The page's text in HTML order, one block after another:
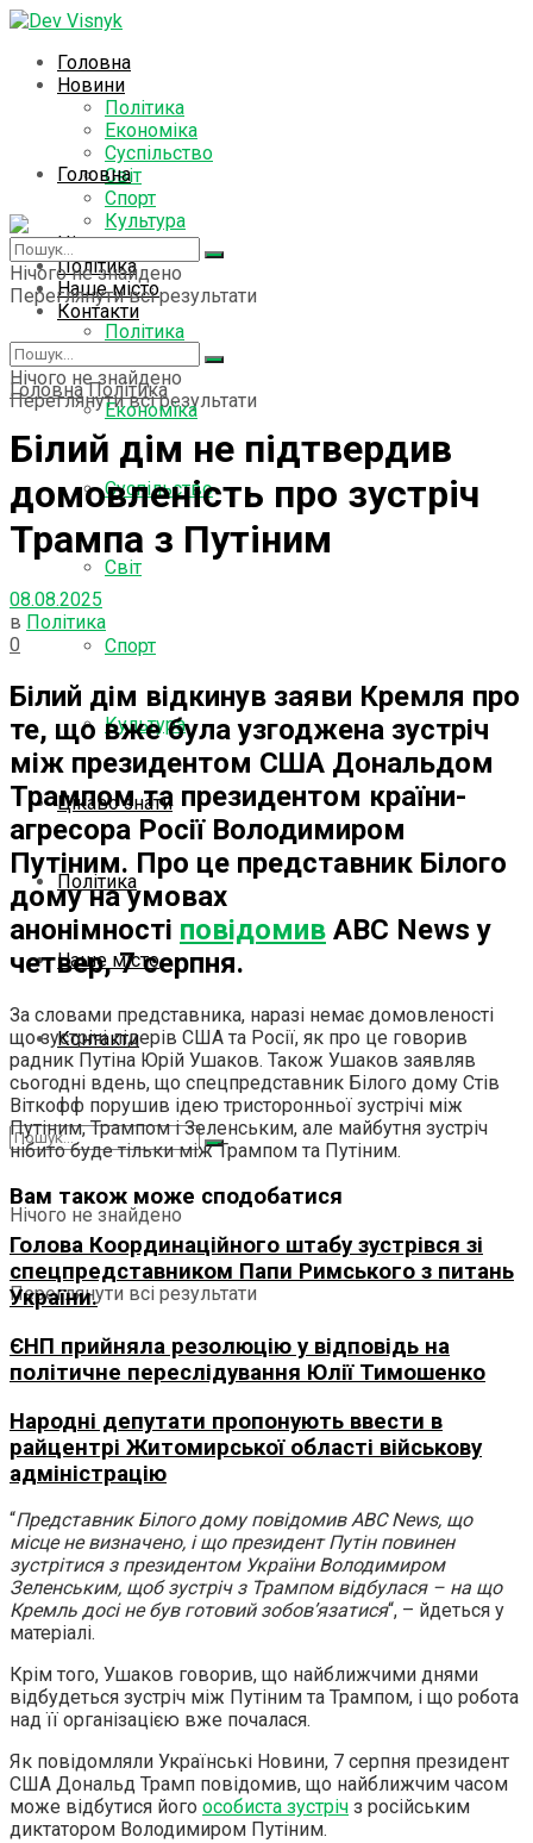
Головна
Новини
Політика
Економіка
Суспільство
Світ
Спорт
Культура
Цікаво знати
Політика
Наше місто
Контакти
Нічого не знайдено
Переглянути всі результати
Головна
Новини
Політика
Економіка
Суспільство
Світ
Спорт
Культура
Цікаво знати
Політика
Наше місто
Контакти
Нічого не знайдено
Переглянути всі результати
Нічого не знайдено
Переглянути всі результати
Головна Політика
Білий дім не підтвердив
домовленість про зустріч
Трампа з Путіним
08.08.2025
в Політика
0
Білий дім відкинув заяви Кремля про
те, що вже була узгоджена зустріч
між президентом США Дональдом
Трампом та президентом країни-
агресора Росії Володимиром
Путіним. Про це представник Білого
дому на умовах
анонімності повідомив ABC News у
четвер, 7 серпня.
За словами представника, наразі немає домовленості
що зустрічі лідерів США та Росії, як про це говорив
радник Путіна Юрій Ушаков. Також Ушаков заявляв
сьогодні вдень, що спецпредставник Білого дому Стів
Віткофф порушив ідею тристоронньої зустрічі між
Путіним, Трампом і Зеленським, але майбутня зустріч
нібито буде тільки між Трампом та Путіним.
Вам також може сподобатися
Голова Координаційного штабу зустрівся зі
спецпредставником Папи Римського з питань
України.
ЄНП прийняла резолюцію у відповідь на
політичне переслідування Юлії Тимошенко
Народні депутати пропонують ввести в
райцентрі Житомирської області військову
адміністрацію
“Представник Білого дому повідомив ABC News, що
місце не визначено, і що президент Путін повинен
зустрітися з президентом України Володимиром
Зеленським, щоб зустріч з Трампом відбулася – на що
Кремль досі не був готовий зобов’язатися“, – йдеться у
матеріалі.
Крім того, Ушаков говорив, що найближчими днями
відбудеться зустріч між Путіним та Трампом, і що робота
над її організацією вже почалася.
Як повідомляли Українські Новини, 7 серпня президент
США Дональд Трамп повідомив, що найближчим часом
може відбутися його особиста зустріч з російським
диктатором Володимиром Путіним.